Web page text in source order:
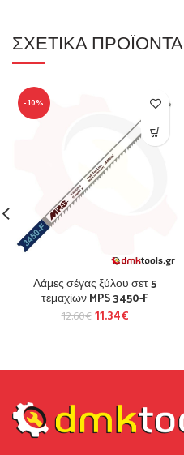
ΣΧΕΤΙΚΆ ΠΡΟΪΌΝΤΑ
-10%
Λάμες σέγας ξύλου σετ 5
τεμαχίων MPS 3450-F
12.60€ 11.34€